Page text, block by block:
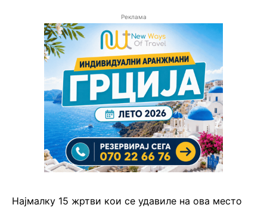
Реклама
Најмалку 15 жртви кои се удавиле на ова место